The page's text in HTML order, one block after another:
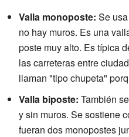
Valla monoposte: Se
no hay muros. Es una
poste muy alto. Es típica
las carreteras entre
llaman "tipo chupeta"
Valla biposte: También
y sin muros. Se sostiene
fueran dos monopostes